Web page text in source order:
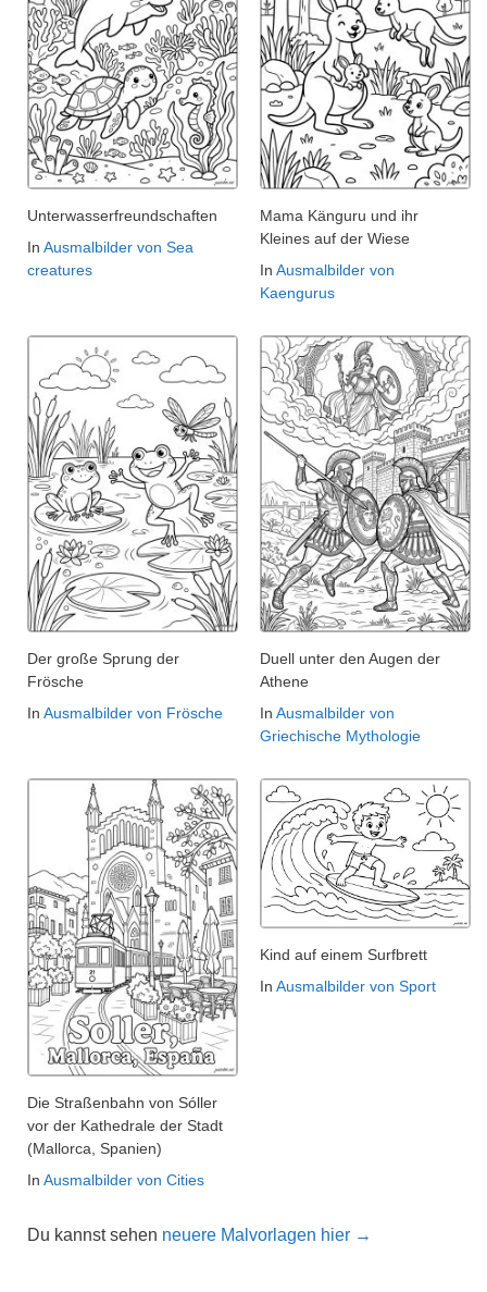
Unterwasserfreundschaften
In Ausmalbilder von Sea
creatures
Mama Känguru und ihr
Kleines auf der Wiese
In Ausmalbilder von
Kaengurus
Der große Sprung der
Frösche
In Ausmalbilder von Frösche
Duell unter den Augen der
Athene
In Ausmalbilder von
Griechische Mythologie
Die Straßenbahn von Sóller
vor der Kathedrale der Stadt
(Mallorca, Spanien)
In Ausmalbilder von Cities
Kind auf einem Surfbrett
In Ausmalbilder von Sport
Du kannst sehen neuere Malvorlagen hier →